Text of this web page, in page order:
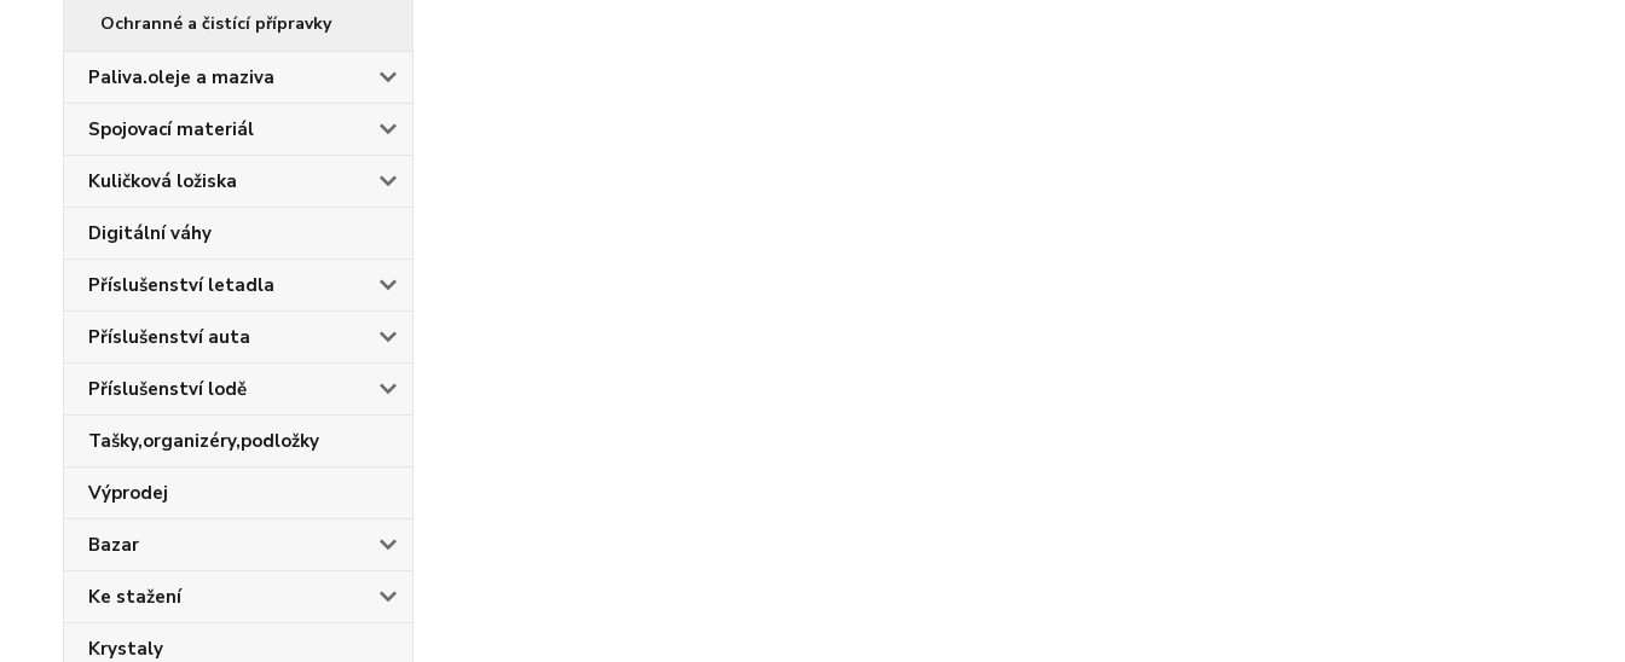
Ochranné a čistící přípravky
Paliva.oleje a maziva
Spojovací materiál
Kuličková ložiska
Digitální váhy
Příslušenství letadla
Příslušenství auta
Příslušenství lodě
Tašky,organizéry,podložky
Výprodej
Bazar
Ke stažení
Krystaly